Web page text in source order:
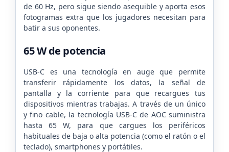
de 60 Hz, pero sigue siendo asequible y aporta esos
fotogramas extra que los jugadores necesitan para
batir a sus oponentes.
65 W de potencia
USB-C es una tecnología en auge que permite
transferir rápidamente los datos, la señal de
pantalla y la corriente para que recargues tus
dispositivos mientras trabajas. A través de un único
y fino cable, la tecnología USB-C de AOC suministra
hasta 65 W, para que cargues los periféricos
habituales de baja o alta potencia (como el ratón o el
teclado), smartphones y portátiles.